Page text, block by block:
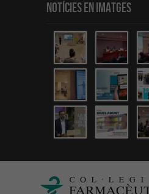
Notícies en Imatges